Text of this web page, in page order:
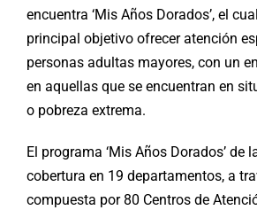
encuentra ‘Mis Años Dorados’, el
principal objetivo ofrecer atención
personas adultas mayores, con un
en aquellas que se encuentran en
o pobreza extrema.
El programa ‘Mis Años Dorados’ de
cobertura en 19 departamentos, a
compuesta por 80 Centros de